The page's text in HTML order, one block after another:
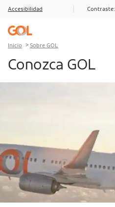
Ir al menu
Ir al contenido
Ir al pie de página
Accesibilidad Contraste:
Inicio Sobre GOL
Conozca GOL